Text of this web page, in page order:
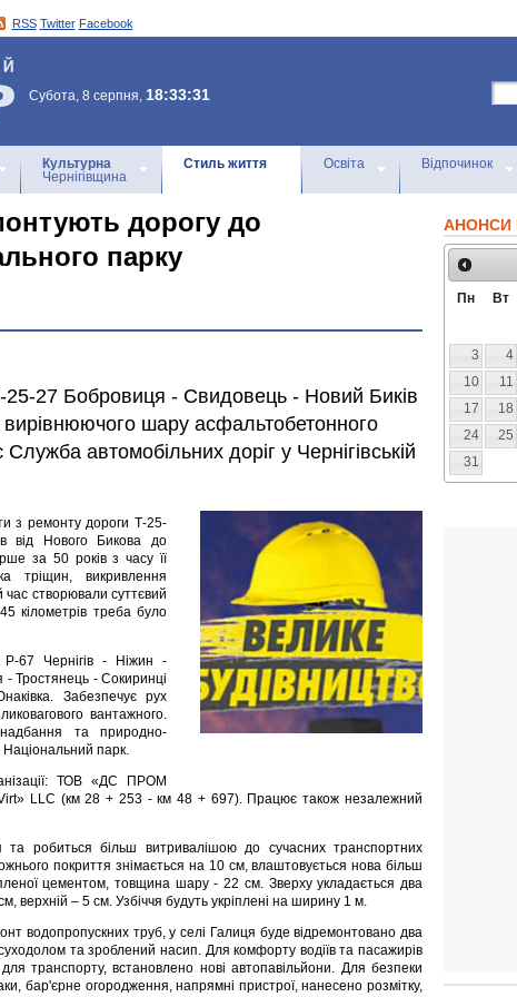
RSS Twitter Facebook
Субота, 8 серпня, 18:33:31
Культурна
Чернігівщина
Стиль життя Освіта Відпочинок
дорогу до
парку
25-27 Бобровиця - Свидовець - Новий Биків
шару асфальтобетонного
автомобільних доріг у Чернігівській
з ремонту дороги Т-25-
від Нового Бикова до
за 50 років з часу її
тріщин, викривлення
час створювали суттєвий
кілометрів треба було
Р-67 Чернігів - Ніжин -
- Тростянець - Сокиринці
Забезпечує рух
вантажного.
та природно-
Національний парк.
ТОВ «ДС ПРОМ
LLC (км 28 + 253 - км 48 + 697). Працює також незалежний
робиться більш витривалішою до сучасних транспортних
покриття знімається на 10 см, влаштовується нова більш
цементом, товщина шару - 22 см. Зверху укладається два
верхній – 5 см. Узбіччя будуть укріплені на ширину 1 м.
водопропускних труб, у селі Галиця буде відремонтовано два
та зроблений насип. Для комфорту водіїв та пасажирів
транспорту, встановлено нові автопавільйони. Для безпеки
бар'єрне огородження, напрямні пристрої, нанесено розмітку,
АНОНСИ
Пн Вт
3
4
10
11
17
18
24
25
31